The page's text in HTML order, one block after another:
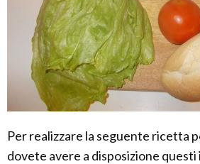
Per realizzare la seguente ricetta
dovete avere a disposizione